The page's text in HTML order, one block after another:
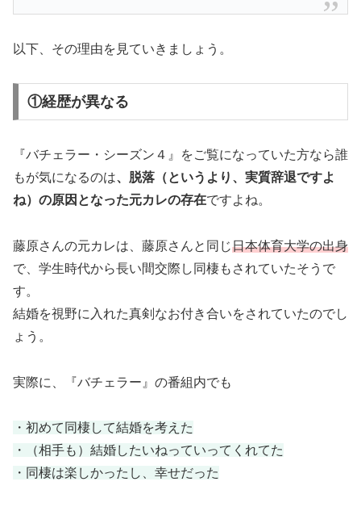
以下、その理由を見ていきましょう。
①経歴が異なる
『バチェラー・シーズン４』をご覧になっていた方なら誰
もが気になるのは、脱落（というより、実質辞退ですよ
ね）の原因となった元カレの存在ですよね。
藤原さんの元カレは、藤原さんと同じ日本体育大学の出身
で、学生時代から長い間交際し同棲もされていたそうで
す。
結婚を視野に入れた真剣なお付き合いをされていたのでし
ょう。
実際に、『バチェラー』の番組内でも
・初めて同棲して結婚を考えた
・（相手も）結婚したいねっていってくれてた
・同棲は楽しかったし、幸せだった